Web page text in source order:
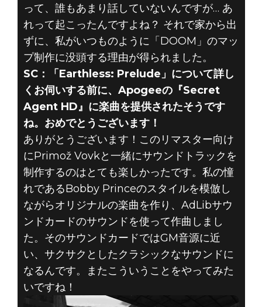
って、誰もあまり話していないんですが… あ
れって起こったんですよね？ それで家から出
ずに、私がいつものように「DOOM」のマッ
プ制作に没頭する理由が得られました。
SC：「Earthless: Prelude」について詳し
くお伺いする前に、Apogeeの『Secret
Agent HD』に楽曲を提供されたそうです
ね。おめでとうございます！
ありがとうございます！このリマスター向け
にPrimož Vovkと一緒にサウンドトラックを
制作するのはとても楽しかったです。私の憧
れであるBobby Princeのスタイルを模倣し
ながらオリジナルの楽曲を作り、AdLibサウ
ンドカードのサウンドを使って作曲しまし
た。そのサウンドカードではGM音源に近
い、サクサクとしたクラシックなサウンドに
なるんです。またこういうことをやってみた
いですね！